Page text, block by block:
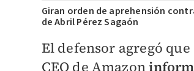
Giran orden de aprehensión
de Abril Pérez Sagaón
El defensor agregó
CEO de Amazon